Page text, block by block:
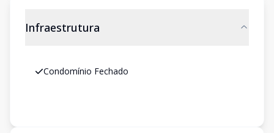
Infraestrutura
Condomínio Fechado